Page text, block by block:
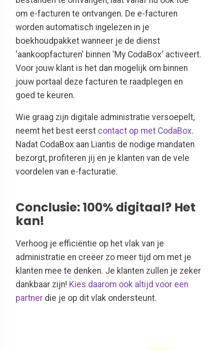
om e-facturen te ontvangen. De e-facturen
worden automatisch ingelezen in je
boekhoudpakket wanneer je de dienst
'aankoopfacturen' binnen 'My CodaBox' activeert.
Voor jouw klant is het dan mogelijk om binnen
jouw portaal deze facturen te raadplegen en
goed te keuren.
Wie graag zijn digitale administratie versoepelt,
neemt het best eerst contact op met CodaBox.
Nadat CodaBox aan Liantis de nodige mandaten
bezorgt, profiteren jij en je klanten van de vele
voordelen van e-facturatie.
Conclusie: 100% digitaal? Het
kan!
Verhoog je efficiëntie op het vlak van je
administratie en creëer zo meer tijd om met je
klanten mee te denken. Je klanten zullen je zeker
dankbaar zijn! Kies daarom ook altijd voor een
partner die je op dit vlak ondersteunt.